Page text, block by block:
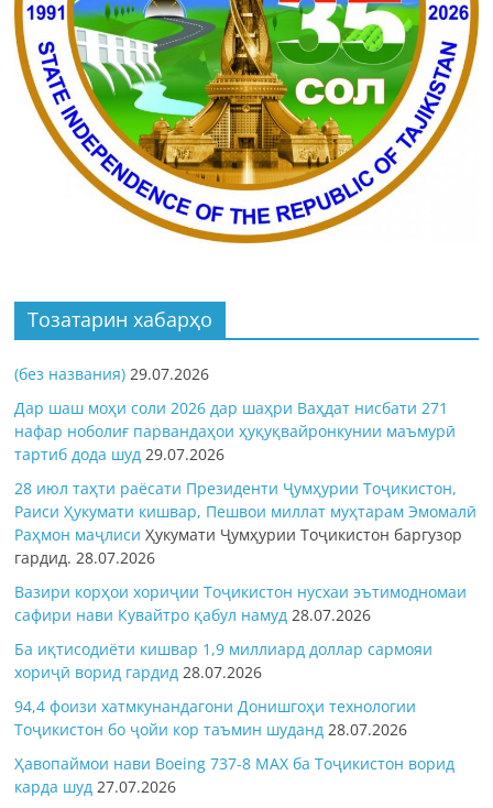
Тозатарин хабарҳо
(без названия) 29.07.2026
Дар шаш моҳи соли 2026 дар шаҳри Ваҳдат нисбати 271
нафар ноболиғ парвандаҳои ҳуқуқвайронкунии маъмурӣ
тартиб дода шуд 29.07.2026
28 июл таҳти раёсати Президенти Ҷумҳурии Тоҷикистон,
Раиси Ҳукумати кишвар, Пешвои миллат муҳтарам Эмомалӣ
Раҳмон маҷлисиҲукумати Ҷумҳурии Тоҷикистон баргузор
гардид. 28.07.2026
Вазири корҳои хориҷии Тоҷикистон нусхаи эътимодномаи
сафири нави Кувайтро қабул намуд 28.07.2026
Ба иқтисодиёти кишвар 1,9 миллиард доллар сармояи
хориҷӣ ворид гардид 28.07.2026
94,4 фоизи хатмкунандагони Донишгоҳи технологии
Тоҷикистон бо ҷойи кор таъмин шуданд 28.07.2026
Ҳавопаймои нави Boeing 737-8 MAX ба Тоҷикистон ворид
карда шуд 27.07.2026